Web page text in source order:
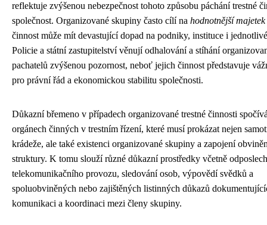
reflektuje zvýšenou nebezpečnost tohoto způsobu páchání trestné
společnost. Organizované skupiny často cílí na hodnotnější majetek
činnost může mít devastující dopad na podniky, instituce i
Policie a státní zastupitelství věnují odhalování a stíhání
pachatelů zvýšenou pozornost, neboť jejich činnost představuje
pro právní řád a ekonomickou stabilitu společnosti.
Důkazní břemeno v případech organizované trestné činnosti
orgánech činných v trestním řízení, které musí prokázat nejen
krádeže, ale také existenci organizované skupiny a zapojení
struktury. K tomu slouží různé důkazní prostředky včetně
telekomunikačního provozu, sledování osob, výpovědí svědků a
spoluobviněných nebo zajištěných listinných důkazů
komunikaci a koordinaci mezi členy skupiny.